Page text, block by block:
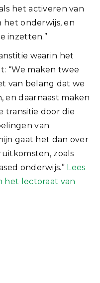
het activeren van
het onderwijs, en
inzetten.”
waarin het
“We maken twee
van belang dat we
en daarnaast maken
transitie door die
van
gaat het dan over
zoals
onderwijs.” Lees
het lectoraat van